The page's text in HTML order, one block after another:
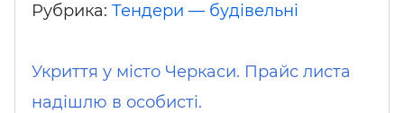
Рубрика: Тендери — будівельні
Укриття у місто Черкаси. Прайс листа
надішлю в особисті.